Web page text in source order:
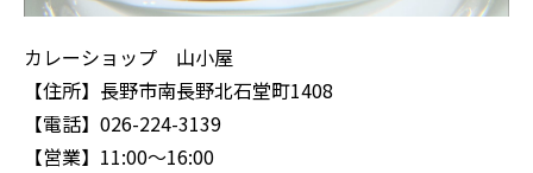
カレーショップ 山小屋
【住所】長野市南長野北石堂町1408
【電話】026-224-3139
【営業】11:00～16:00